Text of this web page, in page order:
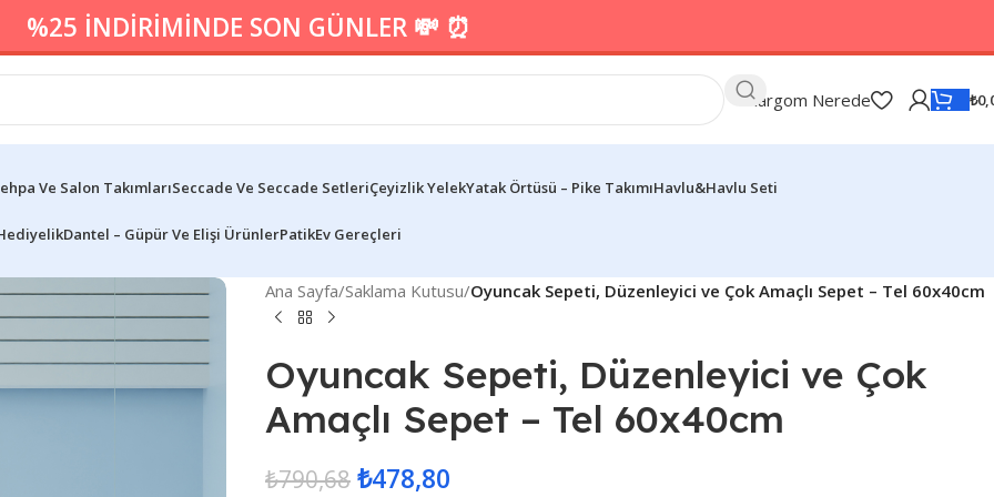
%25 İNDİRİMİNDE SON GÜNLER 💸 ⏰
Kargom Nerede ₺
Ve Salon TakımlarıSeccade Ve Seccade SetleriÇeyizlik YelekYatak Örtüsü – Pike TakımıHavlu&Havlu Seti
Dantel – Güpür Ve Elişi ÜrünlerPatikEv Gereçleri
Ana Sayfa/Saklama Kutusu/Oyuncak Sepeti, Düzenleyici ve Çok Amaçlı Sepet – Tel 60x40cm
Oyuncak Sepeti, Düzenleyici ve Çok
Amaçlı Sepet – Tel 60x40cm
₺790,68 ₺478,80